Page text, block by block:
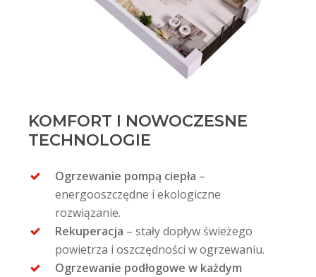
KOMFORT I NOWOCZESNE
TECHNOLOGIE
Ogrzewanie pompą ciepła –
energooszczędne i ekologiczne
rozwiązanie.
Rekuperacja – stały dopływ świeżego
powietrza i oszczędności w ogrzewaniu.
Ogrzewanie podłogowe w każdym